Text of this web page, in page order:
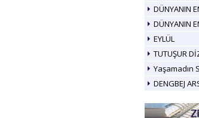
DÜNYANIN
DÜNYANIN
EYLÜL
TUTUŞUR
Yaşamadın
DENGBEJ